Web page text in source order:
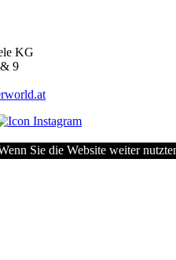
KG
9
Sie die Website weiter